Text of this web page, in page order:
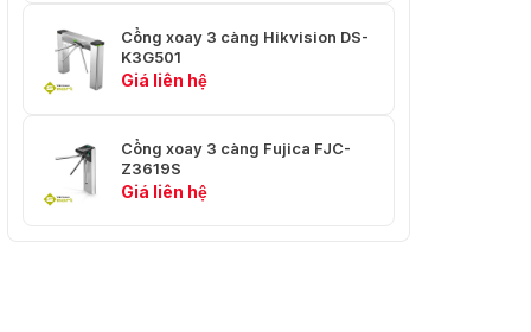
Cổng xoay 3 càng Hikvision DS-
K3G501
Giá liên hệ
Cổng xoay 3 càng Fujica FJC-
Z3619S
Giá liên hệ